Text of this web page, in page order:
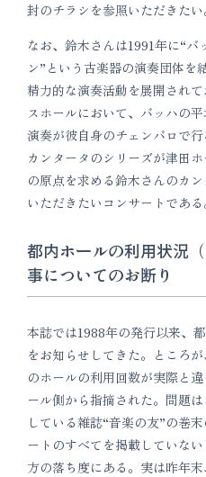
封のチラシを参照いただきたい
なお、鈴木さんは1991年に“
ン”という古楽器の演奏団体を
精力的な演奏活動を展開され
スホールにおいて、バッハの
演奏が彼自身のチェンバロで
カンタータのシリーズが津田
の原点を求める鈴木さんのカ
いただきたいコンサートである
都内ホールの利用状況
事についてのお断り
本誌では1988年の発行以来、
をお知らせしてきた。ところ
のホールの利用回数が実際と
ール側から指摘された。問題
している雑誌“音楽の友”の巻
ートのすべてを掲載していな
方の落ち度にある。実は昨年